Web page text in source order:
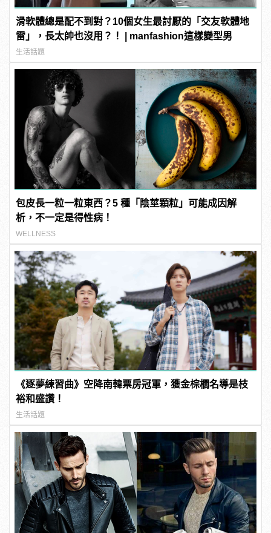
滑軟體總是配不到對？10個女生最討厭的「交友軟體地
雷」，長太帥也沒用？！ | manfashion這樣變型男
生活話題
包皮長一粒一粒東西？5 種「陰莖顆粒」可能成因解
析，不一定是得性病！
WELLNESS
《逐夢練習曲》空降南韓票房冠軍，獲金棕櫚名導是枝
裕和盛讚！
生活話題